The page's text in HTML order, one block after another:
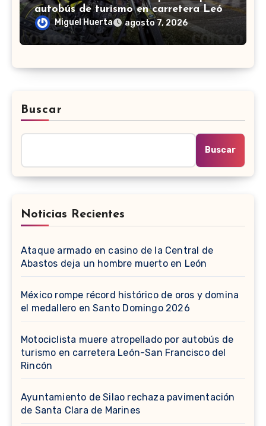
autobús de turismo en carretera León-
San Francisco del Rincón
Miguel Huerta agosto 7, 2026
Buscar
Buscar
Noticias Recientes
Ataque armado en casino de la Central de
Abastos deja un hombre muerto en León
México rompe récord histórico de oros y domina
el medallero en Santo Domingo 2026
Motociclista muere atropellado por autobús de
turismo en carretera León-San Francisco del
Rincón
Ayuntamiento de Silao rechaza pavimentación
de Santa Clara de Marines